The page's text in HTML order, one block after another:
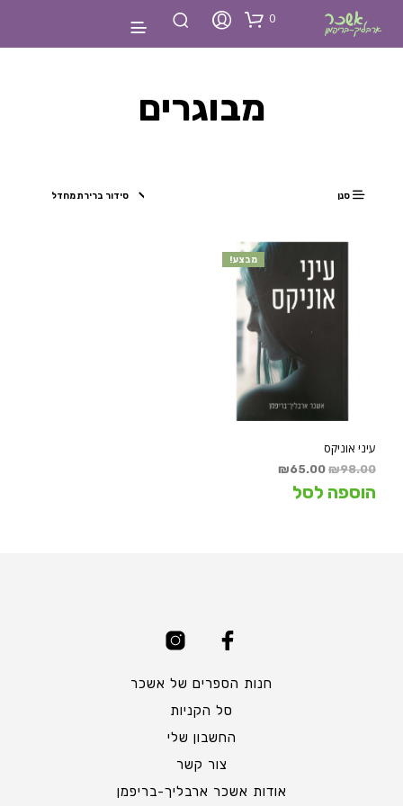
0
מבוגרים
סנן
מבצע!
עיני אוניקס
₪98.00
המחיר
המקורי
היה:
₪65.00
המחיר
הוספה לסל
חנות הספרים של אשכר
סל הקניות
החשבון שלי
צור קשר
אודות אשכר ארבליך-בריפמן